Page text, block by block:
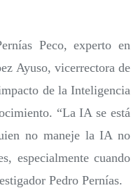
Peco, experto en
Ayuso, vicerrectora de
de la Inteligencia
“La IA se está
no maneje la IA no
especialmente cuando
Pedro Pernías.